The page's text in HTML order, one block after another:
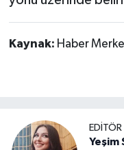
Kaynak: Haber
EDİTÖR
Yeşim